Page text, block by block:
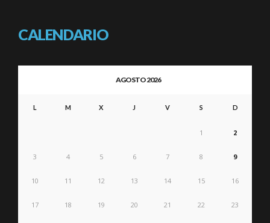
CALENDARIO
AGOSTO 2026
L M X J V S D
1 2
3 4 5 6 7 8 9
10 11 12 13 14 15 16
17 18 19 20 21 22 23